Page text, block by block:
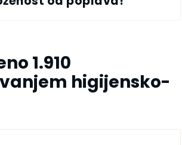
1.910
higijensko-